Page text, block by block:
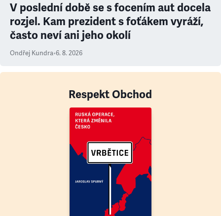
V poslední době se s focením aut docela
rozjel. Kam prezident s foťákem vyráží,
často neví ani jeho okolí
Ondřej Kundra•6. 8. 2026
Respekt Obchod